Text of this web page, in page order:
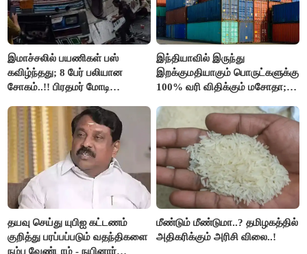
இமாச்சலில் பயணிகள் பஸ்
கவிழ்ந்தது; 8 பேர் பலியான
சோகம்..!! பிரதமர் மோடி
இந்தியாவில் இருந்து
இறக்குமதியாகும் பொருட்களுக்கு
100% வரி விதிக்கும் மசோதா;
தயவு செய்து யுபிஐ கட்டணம்
குறித்து பரப்பப்படும் வதந்திகளை
நம்ப வேண்டாம் - நயினார்
மீண்டும் மீண்டுமா..? தமிழகத்தில்
அதிகரிக்கும் அரிசி விலை..!